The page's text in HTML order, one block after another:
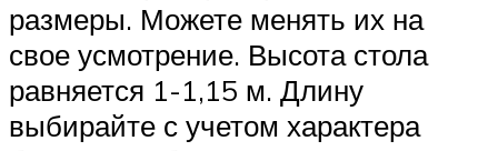
размеры. Можете менять их на
свое усмотрение. Высота стола
равняется 1-1,15 м. Длину
выбирайте с учетом характера